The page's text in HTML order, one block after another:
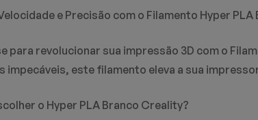
e Precisão com o Filamento Hyper
para revolucionar sua impressão 3D com o
impecáveis, este filamento eleva a sua
o Hyper PLA Branco Creality?
Não há comentários ainda.
Não há nenhuma pergunta